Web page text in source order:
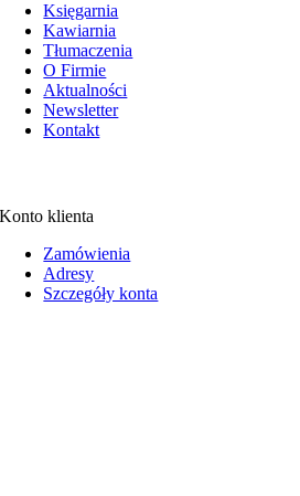
Księgarnia
Kawiarnia
Tłumaczenia
O Firmie
Aktualności
Newsletter
Kontakt
Konto klienta
Zamówienia
Adresy
Szczegóły konta